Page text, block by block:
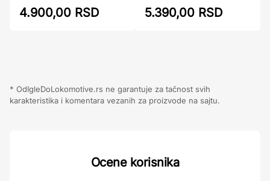
4.900,00 RSD 5.390,00 RSD
* OdIgleDoLokomotive.rs ne garantuje za tačnost svih
karakteristika i komentara vezanih za proizvode na sajtu.
Ocene korisnika